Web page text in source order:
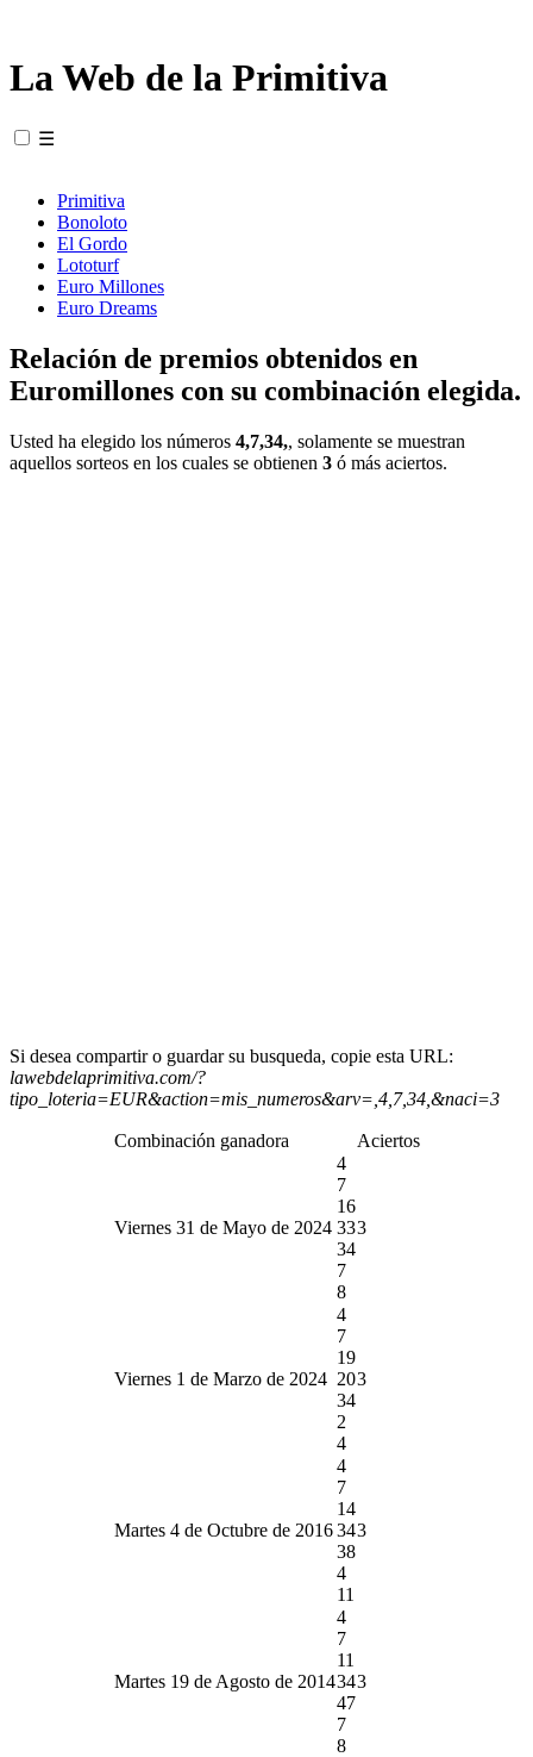
La Web de la Primitiva
☰
Primitiva
Bonoloto
El Gordo
Lototurf
Euro Millones
Euro Dreams
Relación de premios obtenidos en
Euromillones con su combinación elegida.
Usted ha elegido los números 4,7,34,, solamente se muestran
aquellos sorteos en los cuales se obtienen 3 ó más aciertos.
Si desea compartir o guardar su busqueda, copie esta URL:
lawebdelaprimitiva.com/?
tipo_loteria=EUR&action=mis_numeros&arv=,4,7,34,&naci=3
Combinación ganadora Aciertos
Viernes 31 de Mayo de 2024
4
7
16
33
34
7
8
3
Viernes 1 de Marzo de 2024
4
7
19
20
34
2
4
3
Martes 4 de Octubre de 2016
4
7
14
34
38
4
11
3
Martes 19 de Agosto de 2014
4
7
11
34
47
7
8
3